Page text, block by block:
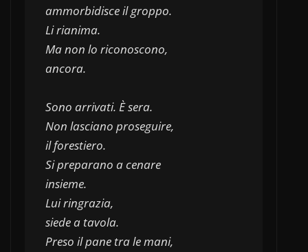
ammorbidisce il groppo.
Li rianima.
Ma non lo riconoscono,
ancora.
Sono arrivati. È sera.
Non lasciano proseguire,
il forestiero.
Si preparano a cenare
insieme.
Lui ringrazia,
siede a tavola.
Preso il pane tra le mani,